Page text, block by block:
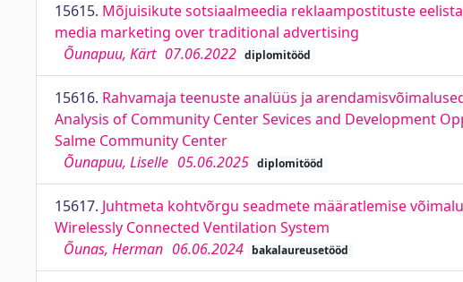
15615. Mõjuisikute sotsiaalmeedia reklaampostituste
media marketing over traditional advertising
Õunapuu, Kärt 07.06.2022 diplomitööd
15616. Rahvamaja teenuste analüüs ja
Analysis of Community Center Sevices and Development
Salme Community Center
Õunapuu, Liselle 05.06.2025 diplomitööd
15617. Juhtmeta kohtvõrgu seadmete määratlemise
Wirelessly Connected Ventilation System
Õunas, Herman 06.06.2024 bakalaureusetööd